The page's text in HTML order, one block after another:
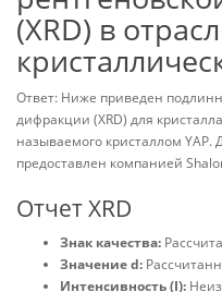
(XRD) в
Ответ: Ниже приведен
дифракции (XRD) для
называемого кристаллом
предоставлен компанией
Отчет XRD
Знак качества:
Значение d:
Интенсивность (I):